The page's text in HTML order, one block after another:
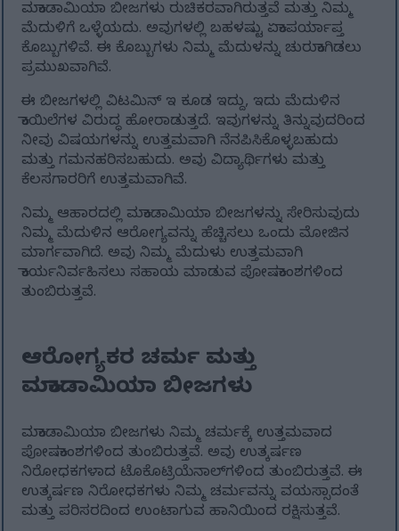
ಮಕಾಡಾಮಿಯಾ ಬೀಜಗಳು ರುಚಿಕರವಾಗಿರುತ್ತವೆ ಮತ್ತು ನಿಮ್ಮ
ಮೆದುಳಿಗೆ ಒಳ್ಳೆಯದು. ಅವುಗಳಲ್ಲಿ ಬಹಳಷ್ಟು ಏಕಾಪರ್ಯಾಪ್ತ
ಕೊಬ್ಬುಗಳಿವೆ. ಈ ಕೊಬ್ಬುಗಳು ನಿಮ್ಮ ಮೆದುಳನ್ನು ಚುರುಕಾಗಿಡಲು
ಪ್ರಮುಖವಾಗಿವೆ.
ಈ ಬೀಜಗಳಲ್ಲಿ ವಿಟಮಿನ್ ಇ ಕೂಡ ಇದ್ದು, ಇದು ಮೆದುಳಿನ
ಕಾಯಿಲೆಗಳ ವಿರುದ್ಧ ಹೋರಾಡುತ್ತದೆ. ಇವುಗಳನ್ನು ತಿನ್ನುವುದರಿಂದ
ನೀವು ವಿಷಯಗಳನ್ನು ಉತ್ತಮವಾಗಿ ನೆನಪಿಸಿಕೊಳ್ಳಬಹುದು
ಮತ್ತು ಗಮನಹರಿಸಬಹುದು. ಅವು ವಿದ್ಯಾರ್ಥಿಗಳು ಮತ್ತು
ಕೆಲಸಗಾರರಿಗೆ ಉತ್ತಮವಾಗಿವೆ.
ನಿಮ್ಮ ಆಹಾರದಲ್ಲಿ ಮಕಾಡಾಮಿಯಾ ಬೀಜಗಳನ್ನು ಸೇರಿಸುವುದು
ನಿಮ್ಮ ಮೆದುಳಿನ ಆರೋಗ್ಯವನ್ನು ಹೆಚ್ಚಿಸಲು ಒಂದು ಮೋಜಿನ
ಮಾರ್ಗವಾಗಿದೆ. ಅವು ನಿಮ್ಮ ಮೆದುಳು ಉತ್ತಮವಾಗಿ
ಕಾರ್ಯನಿರ್ವಹಿಸಲು ಸಹಾಯ ಮಾಡುವ ಪೋಷಕಾಂಶಗಳಿಂದ
ತುಂಬಿರುತ್ತವೆ.
ಆರೋಗ್ಯಕರ ಚರ್ಮ ಮತ್ತು
ಮಕಾಡಾಮಿಯಾ ಬೀಜಗಳು
ಮಕಾಡಾಮಿಯಾ ಬೀಜಗಳು ನಿಮ್ಮ ಚರ್ಮಕ್ಕೆ ಉತ್ತಮವಾದ
ಪೋಷಕಾಂಶಗಳಿಂದ ತುಂಬಿರುತ್ತವೆ. ಅವು ಉತ್ಕರ್ಷಣ
ನಿರೋಧಕಗಳಾದ ಟೊಕೊಟ್ರಿಯೆನಾಲ್‌ಗಳಿಂದ ತುಂಬಿರುತ್ತವೆ. ಈ
ಉತ್ಕರ್ಷಣ ನಿರೋಧಕಗಳು ನಿಮ್ಮ ಚರ್ಮವನ್ನು ವಯಸ್ಸಾದಂತೆ
ಮತ್ತು ಪರಿಸರದಿಂದ ಉಂಟಾಗುವ ಹಾನಿಯಿಂದ ರಕ್ಷಿಸುತ್ತವೆ.